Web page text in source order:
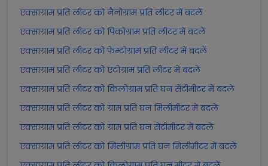
एक्साग्राम प्रति लीटर को नैनोग्राम प्रति लीटर में बदलें
एक्साग्राम प्रति लीटर को पिकोग्राम प्रति लीटर में बदलें
एक्साग्राम प्रति लीटर को फेम्टोग्राम प्रति लीटर में बदलें
एक्साग्राम प्रति लीटर को एटोग्राम प्रति लीटर में बदलें
एक्साग्राम प्रति लीटर को किलोग्राम प्रति घन सेंटीमीटर में बदलें
एक्साग्राम प्रति लीटर को ग्राम प्रति घन मिलीमीटर में बदलें
एक्साग्राम प्रति लीटर को ग्राम प्रति घन सेंटीमीटर में बदलें
एक्साग्राम प्रति लीटर को मिलीग्राम प्रति घन मिलीमीटर में बदलें